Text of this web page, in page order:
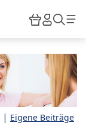
HiPP
| Eigene Beiträge